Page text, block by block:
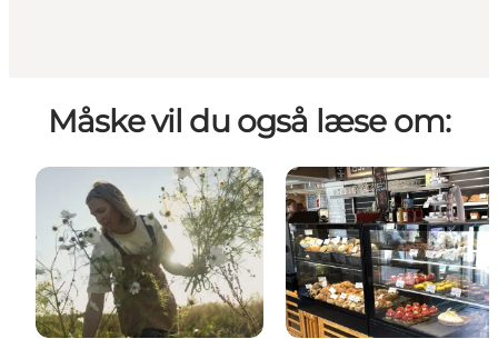
Måske vil du også læse om: